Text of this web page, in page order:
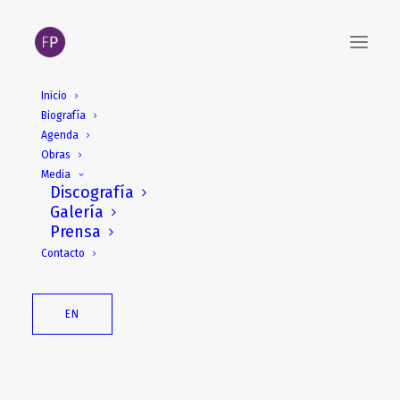
Inicio
Biografía
Agenda
Obras
Media
Discografía
Galería
Prensa
Contacto
EN
Festen
para octeto de violonchelos
Descripción
Violoncelle de Beauvais